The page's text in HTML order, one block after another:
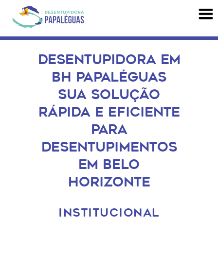
DESENTUPIDORA EM
BH PAPALÉGUAS
SUA SOLUÇÃO
RÁPIDA E EFICIENTE
PARA
DESENTUPIMENTOS
EM BELO
HORIZONTE
INSTITUCIONAL